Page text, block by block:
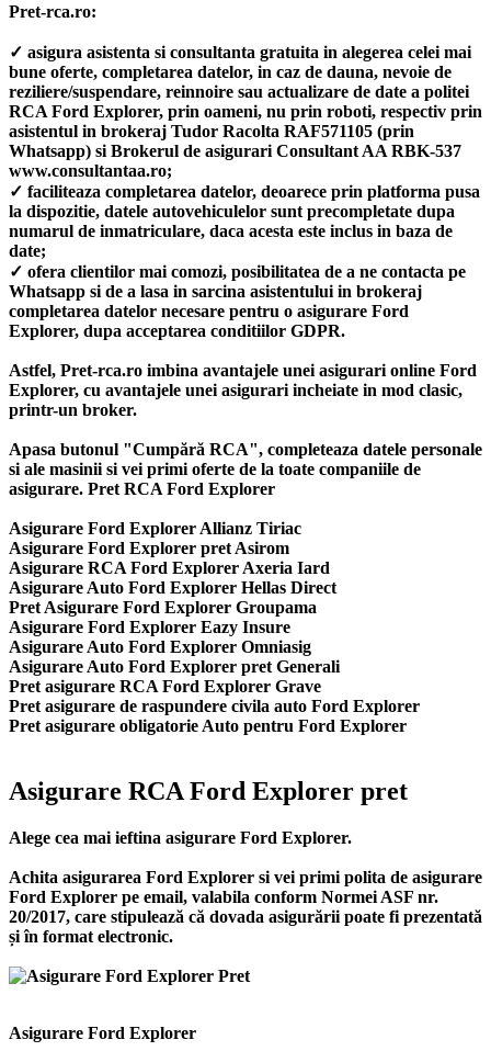
Pret-rca.ro:
✓ asigura asistenta si consultanta gratuita in alegerea celei mai
bune oferte, completarea datelor, in caz de dauna, nevoie de
reziliere/suspendare, reinnoire sau actualizare de date a politei
RCA Ford Explorer, prin oameni, nu prin roboti, respectiv prin
asistentul in brokeraj Tudor Racolta RAF571105 (prin
Whatsapp) si Brokerul de asigurari Consultant AA RBK-537
www.consultantaa.ro;
✓ faciliteaza completarea datelor, deoarece prin platforma pusa
la dispozitie, datele autovehiculelor sunt precompletate dupa
numarul de inmatriculare, daca acesta este inclus in baza de
date;
✓ ofera clientilor mai comozi, posibilitatea de a ne contacta pe
Whatsapp si de a lasa in sarcina asistentului in brokeraj
completarea datelor necesare pentru o asigurare Ford
Explorer, dupa acceptarea conditiilor GDPR.
Astfel, Pret-rca.ro imbina avantajele unei asigurari online Ford
Explorer, cu avantajele unei asigurari incheiate in mod clasic,
printr-un broker.
Apasa butonul "Cumpără RCA", completeaza datele personale
si ale masinii si vei primi oferte de la toate companiile de
asigurare. Pret RCA Ford Explorer
Asigurare Ford Explorer Allianz Tiriac
Asigurare Ford Explorer pret Asirom
Asigurare RCA Ford Explorer Axeria Iard
Asigurare Auto Ford Explorer Hellas Direct
Pret Asigurare Ford Explorer Groupama
Asigurare Ford Explorer Eazy Insure
Asigurare Auto Ford Explorer Omniasig
Asigurare Auto Ford Explorer pret Generali
Pret asigurare RCA Ford Explorer Grave
Pret asigurare de raspundere civila auto Ford Explorer
Pret asigurare obligatorie Auto pentru Ford Explorer
Asigurare RCA Ford Explorer pret
Alege cea mai ieftina asigurare Ford Explorer.
Achita asigurarea Ford Explorer si vei primi polita de asigurare
Ford Explorer pe email, valabila conform Normei ASF nr.
20/2017, care stipulează că dovada asigurării poate fi prezentată
și în format electronic.
Asigurare Ford Explorer